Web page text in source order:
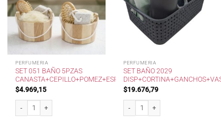
PERFUMERIA
SET 051 BAÑO 5PZAS
CANASTA+CEPILLO+POMEZ+ESP*
$4.969,15
Set 051 Baño 5Pzas Canasta+Cepillo+Pomez+Esp* cantidad
PERFUMERIA
SET BAÑO 2029
$19.676,79
Set Baño 2029